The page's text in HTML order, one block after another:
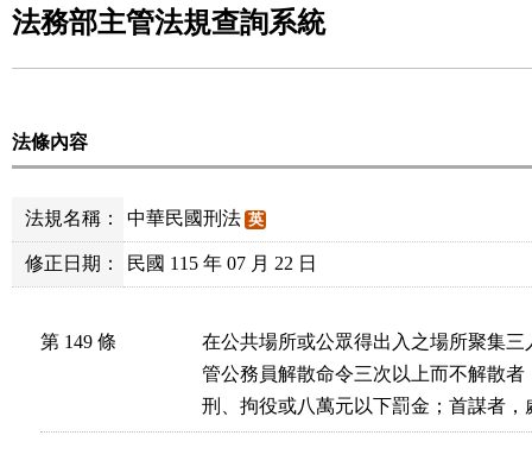
法務部主管法規查詢系統
法條內容
法規名稱： 中華民國刑法 英
修正日期： 民國 115 年 07 月 22 日
第 149 條
在公共場所或公眾得出入之場所聚集
管公務員解散命令三次以上而不解散
刑、拘役或八萬元以下罰金；首謀者